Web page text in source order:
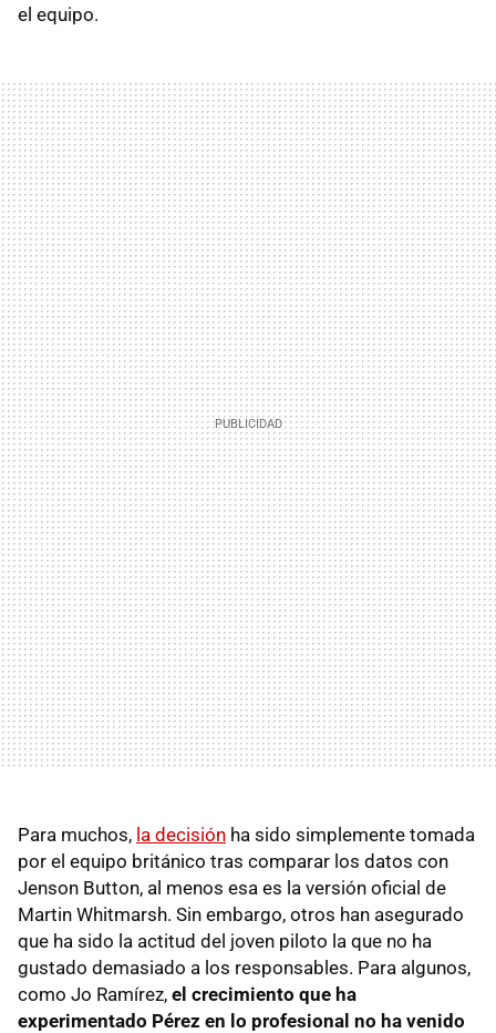
el equipo.
Para muchos, la decisión ha sido simplemente tomada
por el equipo británico tras comparar los datos con
Jenson Button, al menos esa es la versión oficial de
Martin Whitmarsh. Sin embargo, otros han asegurado
que ha sido la actitud del joven piloto la que no ha
gustado demasiado a los responsables. Para algunos,
como Jo Ramírez, el crecimiento que ha
experimentado Pérez en lo profesional no ha venido